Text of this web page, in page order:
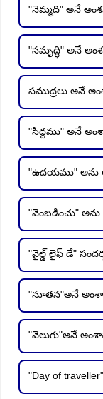
"నెమ్మది" అనే
"సమృద్ధి" అనే
సముద్రలు అనే
"సిద్దము" అనే
"ఉదయము" అను
"వెంబడించు"
"వైల్డ్ లైఫ్ డే"
"నూతన"అనే
"వెలుగు"అనే
"Day of